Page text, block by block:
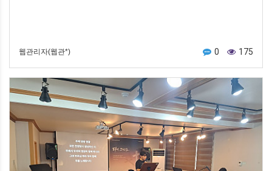
웹관리자(웹관*) 0 175